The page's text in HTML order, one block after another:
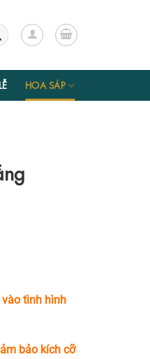
HOA SÁP
tình hình
bảo kích cỡ